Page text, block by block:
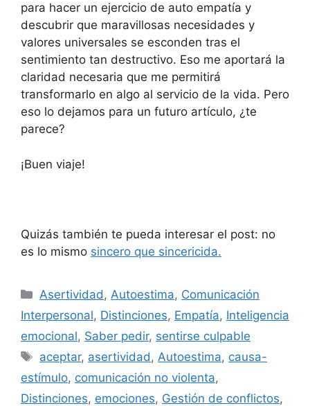
para hacer un ejercicio de auto empatía y
descubrir que maravillosas necesidades y
valores universales se esconden tras el
sentimiento tan destructivo. Eso me aportará la
claridad necesaria que me permitirá
transformarlo en algo al servicio de la vida. Pero
eso lo dejamos para un futuro artículo, ¿te
parece?
¡Buen viaje!
Quizás también te pueda interesar el post: no
es lo mismo sincero que sincericida.
Categorías
Asertividad , Autoestima, Comunicación
Interpersonal, Distinciones, Empatía, Inteligencia
emocional, Saber pedir, sentirse culpable
Etiquetas
aceptar, asertividad , Autoestima, causa-
estímulo, comunicación no violenta,
Distinciones, emociones, Gestión de conflictos,